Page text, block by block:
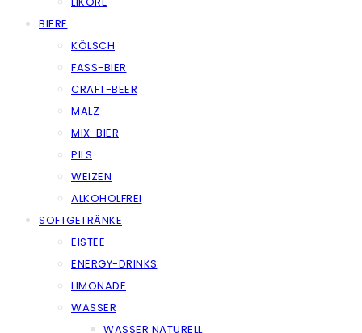
BIERE
KÖLSCH
FASS-BIER
CRAFT-BEER
MALZ
MIX-BIER
PILS
WEIZEN
ALKOHOLFREI
SOFTGETRÄNKE
EISTEE
ENERGY-DRINKS
LIMONADE
WASSER
WASSER NATURELL